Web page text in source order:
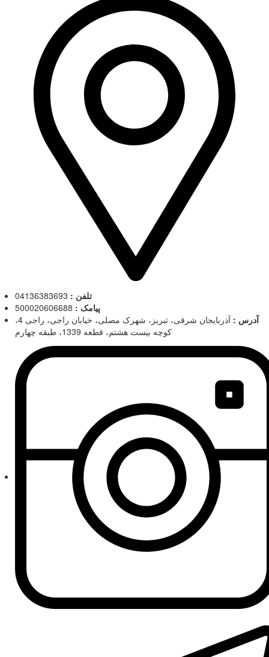
تلفن :
پیامک :
آدرس :
آذربایجان شرقی، تبریز، شهرک مصلی، خیابان راجی، راجی 4،
کوچه بیست هشتم، قطعه 1339، طبقه چهارم